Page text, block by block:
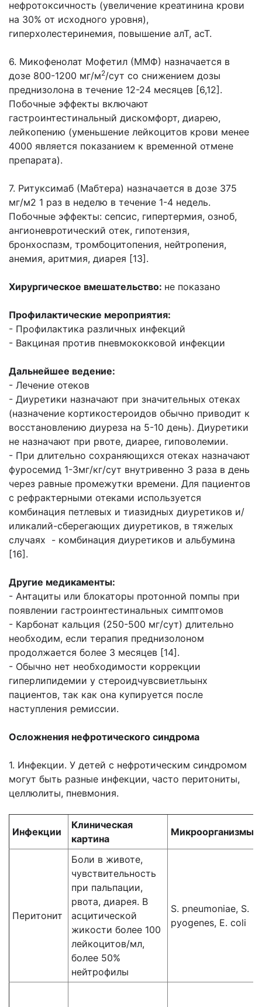
нефротоксичность (увеличение креатинина крови
на 30% от исходного уровня),
гиперхолестеринемия, повышение алТ, асТ.
6. Микофенолат Мофетил (ММФ) назначается в
дозе 800-1200 мг/м2/сут со снижением дозы
преднизолона в течение 12-24 месяцев [6,12].
Побочные эффекты включают
гастроинтестинальный дискомфорт, диарею,
лейкопению (уменьшение лейкоцитов крови менее
4000 является показанием к временной отмене
препарата).
7. Ритуксимаб (Мабтера) назначается в дозе 375
мг/м2 1 раз в неделю в течение 1-4 недель.
Побочные эффекты: сепсис, гипертермия, озноб,
ангионевротический отек, гипотензия,
бронхоспазм, тромбоцитопения, нейтропения,
анемия, аритмия, диарея [13].
Хирургическое вмешательство: не показано
Профилактические мероприятия:
- Профилактика различных инфекций
- Вакциная против пневмококковой инфекции
Дальнейшее ведение:
- Лечение отеков
- Диуретики назначают при значительных отеках
(назначение кортикостероидов обычно приводит к
восстановлению диуреза на 5-10 день). Диуретики
не назначают при рвоте, диарее, гиповолемии.
- При длительно сохраняющихся отеках назначают
фуросемид 1-3мг/кг/сут внутривенно 3 раза в день
через равные промежутки времени. Для пациентов
с рефрактерными отеками используется
комбинация петлевых и тиазидных диуретиков и/
иликалий-сберегающих диуретиков, в тяжелых
случаях - комбинация диуретиков и альбумина
[16].
Другие медикаменты:
- Антациты или блокаторы протонной помпы при
появлении гастроинтестинальных симптомов
- Карбонат кальция (250-500 мг/сут) длительно
необходим, если терапия преднизолоном
продолжается более 3 месяцев [14].
- Обычно нет необходимости коррекции
гиперлипидемии у стероидчувсвиетльынх
пациентов, так как она купируется после
наступления ремиссии.
Осложнения нефротического синдрома
1. Инфекции. У детей с нефротическим синдромом
могут быть разные инфекции, часто перитониты,
целлюлиты, пневмония.
Инфекции
Клиническая
картина
Микроорганизмы
Перитонит
Боли в животе,
чувствительность
при пальпации,
рвота, диарея. В
асцитической
жикости более 100
лейкоцитов/мл,
более 50%
нейтрофилы
S. pneumoniae, S.
pyogenes, E. coli